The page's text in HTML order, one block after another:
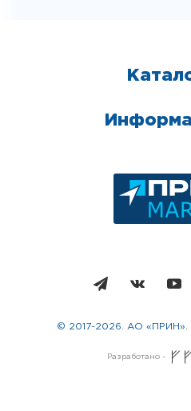
Разработано -
© 2017-2026. АО